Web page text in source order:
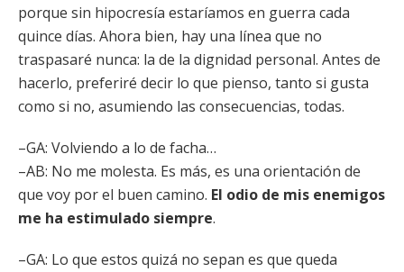
porque sin hipocresía estaríamos en guerra cada
quince días. Ahora bien, hay una línea que no
traspasaré nunca: la de la dignidad personal. Antes de
hacerlo, preferiré decir lo que pienso, tanto si gusta
como si no, asumiendo las consecuencias, todas.
–GA: Volviendo a lo de facha…
–AB: No me molesta. Es más, es una orientación de
que voy por el buen camino. El odio de mis enemigos
me ha estimulado siempre.
–GA: Lo que estos quizá no sepan es que queda